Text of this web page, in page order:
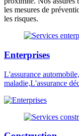
les mesures de
les risques.
Enterprises
L'assurance
maladie,L'assurance